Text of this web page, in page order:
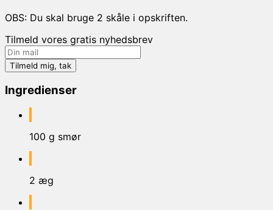
OBS: Du skal bruge 2 skåle i opskriften.
Tilmeld vores gratis nyhedsbrev
Ingredienser
100 g smør
2 æg